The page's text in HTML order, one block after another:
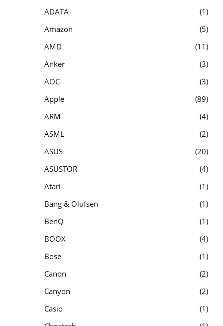
ADATA
1
Amazon
5
AMD
11
Anker
3
AOC
3
Apple
89
ARM
4
ASML
2
ASUS
20
ASUSTOR
4
Atari
1
Bang & Olufsen
1
BenQ
1
BOOX
4
Bose
1
Canon
2
Canyon
2
Casio
1